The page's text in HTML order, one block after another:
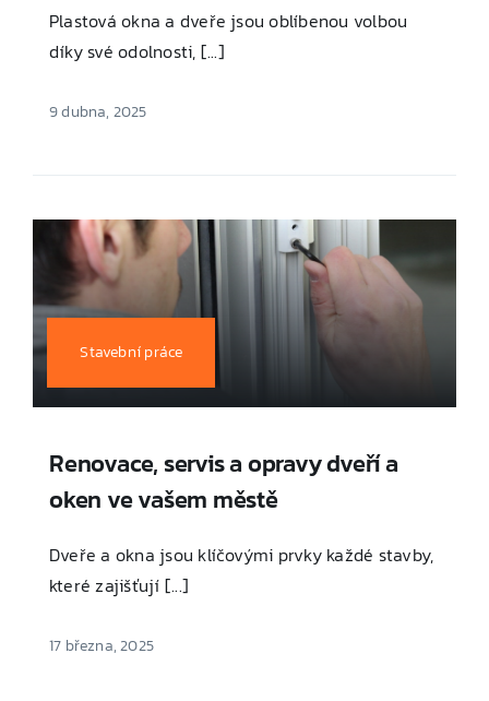
Plastová okna a dveře jsou oblíbenou volbou
díky své odolnosti, [...]
9 dubna, 2025
Stavební práce
Renovace, servis a opravy dveří a
oken ve vašem městě
Dveře a okna jsou klíčovými prvky každé stavby,
které zajišťují [...]
17 března, 2025